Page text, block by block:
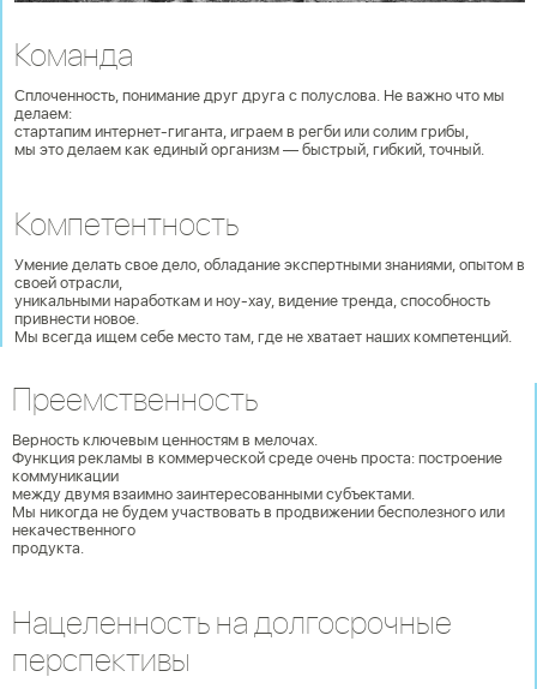
Команда
Сплоченность, понимание друг друга с полуслова. Не важно что мы
делаем:
стартапим интернет-гиганта, играем в регби или солим грибы,
мы это делаем как единый организм — быстрый, гибкий, точный.
Компетентность
Умение делать свое дело, обладание экспертными знаниями, опытом в
своей отрасли,
уникальными наработкам и ноу-хау, видение тренда, способность
привнести новое.
Мы всегда ищем себе место там, где не хватает наших компетенций.
Преемственность
Верность ключевым ценностям в мелочах.
Функция рекламы в коммерческой среде очень проста: построение
коммуникации
между двумя взаимно заинтересованными субъектами.
Мы никогда не будем участвовать в продвижении бесполезного или
некачественного
продукта.
Нацеленность на долгосрочные
перспективы